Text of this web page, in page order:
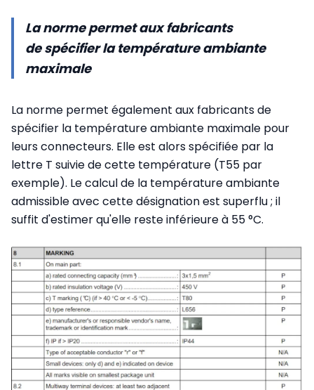
La norme permet aux fabricants
de spécifier la température ambiante
maximale
La norme permet également aux fabricants de
spécifier la température ambiante maximale pour
leurs connecteurs. Elle est alors spécifiée par la
lettre T suivie de cette température (T55 par
exemple). Le calcul de la température ambiante
admissible avec cette désignation est superflu ; il
suffit d'estimer qu'elle reste inférieure à 55 °C.